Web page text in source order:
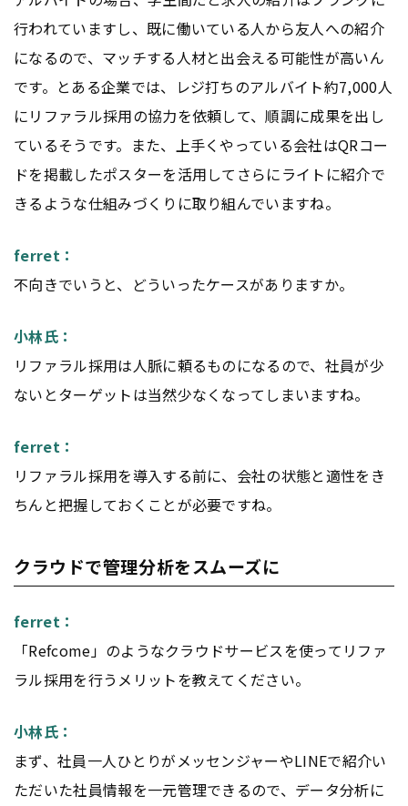
行われていますし、既に働いている人から友人への紹介
になるので、マッチする人材と出会える可能性が高いん
です。とある企業では、レジ打ちのアルバイト約7,000人
にリファラル採用の協力を依頼して、順調に成果を出し
ているそうです。また、上手くやっている会社はQRコー
ドを掲載したポスターを活用してさらにライトに紹介で
きるような仕組みづくりに取り組んでいますね。
ferret：
不向きでいうと、どういったケースがありますか。
小林氏：
リファラル採用は人脈に頼るものになるので、社員が少
ないとターゲットは当然少なくなってしまいますね。
ferret：
リファラル採用を導入する前に、会社の状態と適性をき
ちんと把握しておくことが必要ですね。
クラウドで管理分析をスムーズに
ferret：
「Refcome」のようなクラウドサービスを使ってリファ
ラル採用を行うメリットを教えてください。
小林氏：
まず、社員一人ひとりがメッセンジャーやLINEで紹介い
ただいた社員情報を一元管理できるので、データ分析に